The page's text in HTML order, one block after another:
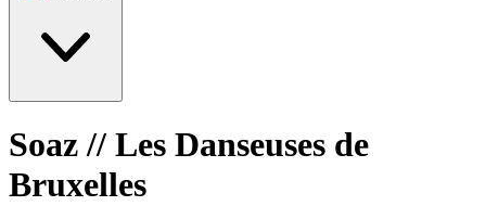
Soaz // Les Danseuses de
Bruxelles